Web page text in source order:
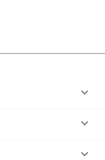


